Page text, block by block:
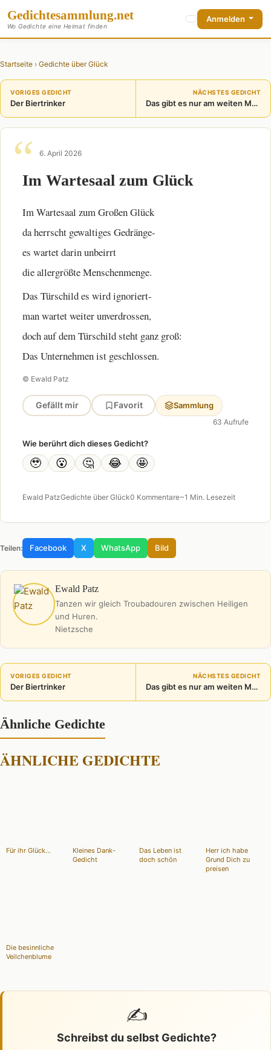
Gedichtesammlung.net
Wo Gedichte eine Heimat finden
Anmelden
Startseite › Gedichte über Glück
VORIGES GEDICHT
Der Biertrinker
NÄCHSTES GEDICHT
Das gibt es nur am weiten Meer
6. April 2026
Im Wartesaal zum Glück
Im Wartesaal zum Großen Glück
da herrscht gewaltiges Gedränge-
es wartet darin unbeirrt
die allergrößte Menschenmenge.
Das Türschild es wird ignoriert-
man wartet weiter unverdrossen,
doch auf dem Türschild steht ganz groß:
Das Unternehmen ist geschlossen.
© Ewald Patz
Gefällt mir Favorit Sammlung
63 Aufrufe
Wie berührt dich dieses Gedicht?
🥹 😮 🤔 😂 🤩
Ewald PatzGedichte über Glück0 Kommentare~1 Min. Lesezeit
Teilen: Facebook X WhatsApp Bild
Ewald Patz
Tanzen wir gleich Troubadouren zwischen Heiligen
und Huren.
Nietzsche
VORIGES GEDICHT
Der Biertrinker
NÄCHSTES GEDICHT
Das gibt es nur am weiten Meer
Ähnliche Gedichte
ÄHNLICHE GEDICHTE
Für ihr Glück...
Kleines Dank-
Gedicht
Das Leben ist
doch schön
Herr ich habe
Grund Dich zu
preisen
Die besinnliche
Veilchenblume
✍️
Schreibst du selbst Gedichte?